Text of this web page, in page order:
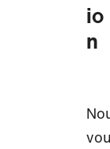
io
n